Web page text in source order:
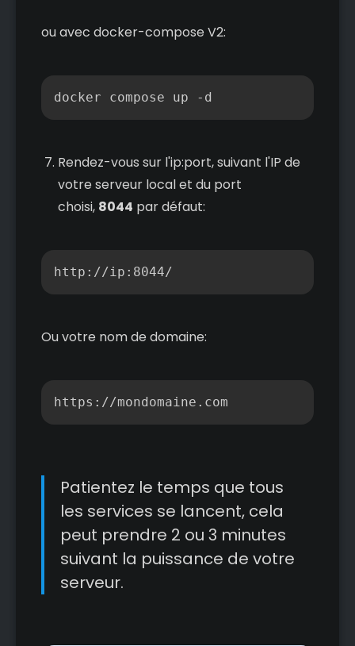
ou avec docker-compose V2:
docker compose up -d
Rendez-vous sur l'ip:port, suivant l'IP de
votre serveur local et du port
choisi, 8044 par défaut:
http://ip:8044/
Ou votre nom de domaine:
https://mondomaine.com
Patientez le temps que tous
les services se lancent, cela
peut prendre 2 ou 3 minutes
suivant la puissance de votre
serveur.